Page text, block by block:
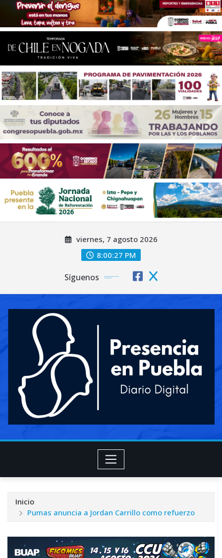
viernes, 7 agosto 2026
8:00:29 PM
Síguenos
Inicio
Pumas anuncia a Jordan Carrillo como refuerzo